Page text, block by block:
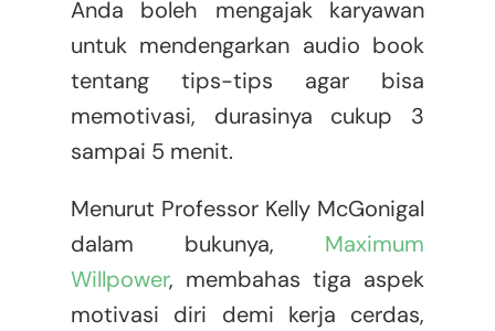
Anda boleh mengajak karyawan
untuk mendengarkan audio book
tentang tips-tips agar bisa
memotivasi, durasinya cukup 3
sampai 5 menit.
Menurut Professor Kelly McGonigal
dalam bukunya, Maximum
Willpower, membahas tiga aspek
motivasi diri demi kerja cerdas,